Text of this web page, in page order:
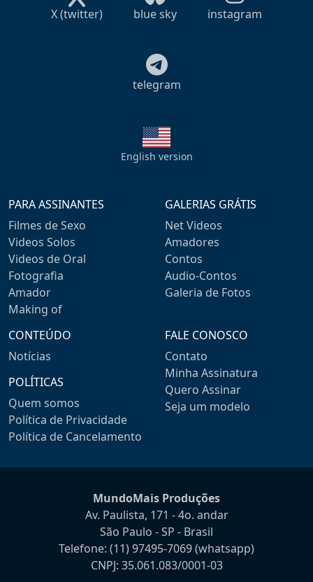
X (twitter) blue sky instagram
telegram
English version
PARA ASSINANTES
Filmes de Sexo
Videos Solos
Videos de Oral
Fotografia
Amador
Making of
GALERIAS GRÁTIS
Net Videos
Amadores
Contos
Audio-Contos
Galeria de Fotos
CONTEÚDO
Notícias
POLÍTICAS
Quem somos
Política de Privacidade
Política de Cancelamento
FALE CONOSCO
Contato
Minha Assinatura
Quero Assinar
Seja um modelo
MundoMais Produções
Av. Paulista, 171 - 4o. andar
São Paulo - SP - Brasil
Telefone: (11) 97495-7069(whatsapp)
CNPJ: 35.061.083/0001-03